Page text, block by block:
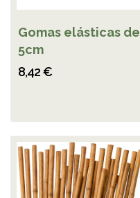
Gomas elásticas de
5cm
8,42 €